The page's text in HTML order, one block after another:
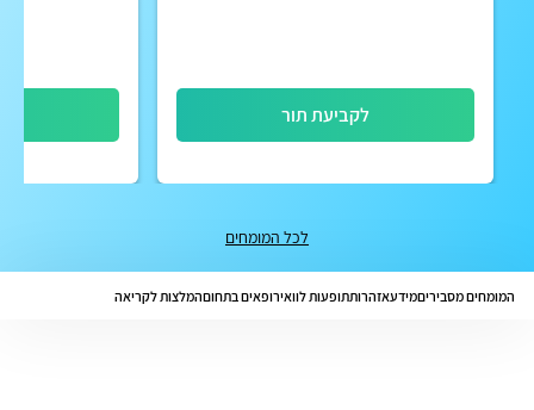
לקביעת תור
לכל המומחים
המומחים מסביריםמידעאזהרותתופעות לוואירופאים בתחוםהמלצות לקריאה